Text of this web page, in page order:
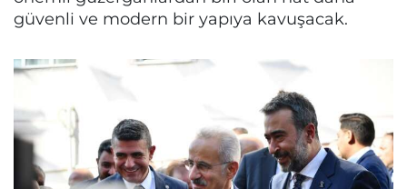
güvenli ve modern bir yapıya kavuşacak.